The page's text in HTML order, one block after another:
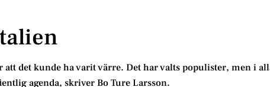
det kunde ha varit värre. Det har valts populister, men i
agenda, skriver Bo Ture Larsson.